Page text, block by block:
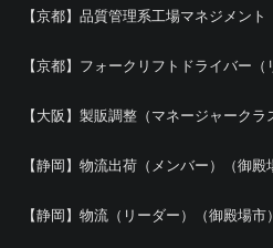
【京都】品質管理系工場マネジメント
【京都】フォークリフトドライバー（
【大阪】製販調整（マネージャークラ
【静岡】物流出荷（メンバー）（御殿
【静岡】物流（リーダー）（御殿場市）